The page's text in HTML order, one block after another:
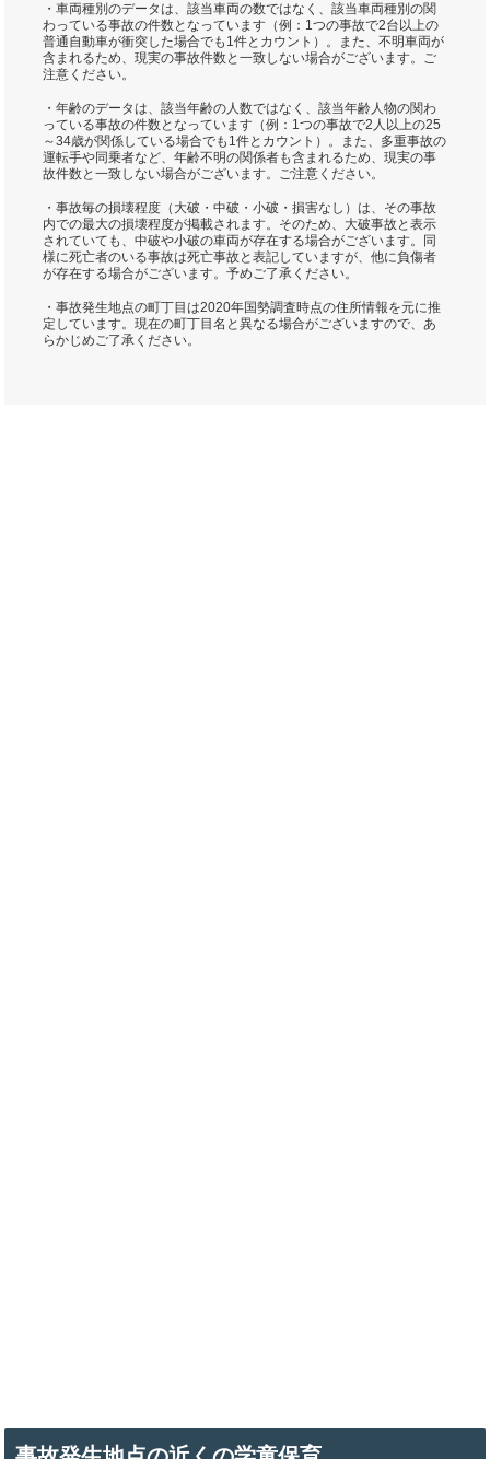
・車両種別のデータは、該当車両の数ではなく、該当車両種別の関
わっている事故の件数となっています（例：1つの事故で2台以上の
普通自動車が衝突した場合でも1件とカウント）。また、不明車両が
含まれるため、現実の事故件数と一致しない場合がございます。ご
注意ください。
・年齢のデータは、該当年齢の人数ではなく、該当年齢人物の関わ
っている事故の件数となっています（例：1つの事故で2人以上の25
～34歳が関係している場合でも1件とカウント）。また、多重事故の
運転手や同乗者など、年齢不明の関係者も含まれるため、現実の事
故件数と一致しない場合がございます。ご注意ください。
・事故毎の損壊程度（大破・中破・小破・損害なし）は、その事故
内での最大の損壊程度が掲載されます。そのため、大破事故と表示
されていても、中破や小破の車両が存在する場合がございます。同
様に死亡者のいる事故は死亡事故と表記していますが、他に負傷者
が存在する場合がございます。予めご了承ください。
・事故発生地点の町丁目は2020年国勢調査時点の住所情報を元に推
定しています。現在の町丁目名と異なる場合がございますので、あ
らかじめご了承ください。